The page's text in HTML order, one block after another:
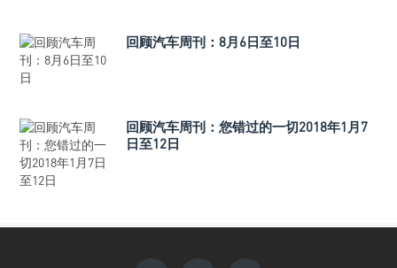
回顾汽车周刊：8月6日至10日
回顾汽车周刊：您错过的一切2018年1月7
日至12日